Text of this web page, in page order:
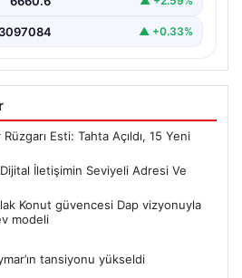
3097084 ▲ +0.33%
Esti: Tahta Açıldı, 15 Yeni
İletişimin Seviyeli Adresi Ve
Konut güvencesi Dap vizyonuyla
modeli
tansiyonu yükseldi